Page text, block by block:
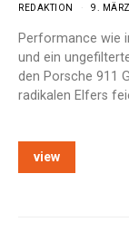
REDAKTION 9.
Performance wie
und ein
den Porsche 911
radikalen Elfers
view